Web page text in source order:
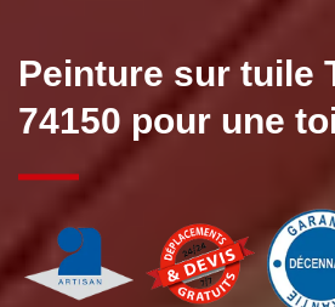
Peinture sur tuile
74150 pour une